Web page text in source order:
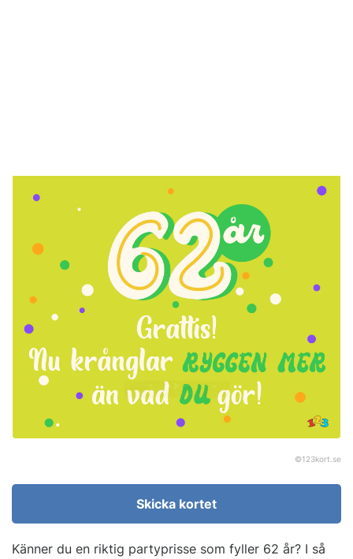
©123kort.se
Skicka kortet
Känner du en riktig partyprisse som fyller 62 år? I så